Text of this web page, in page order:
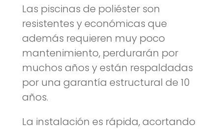
Las piscinas de poliéster son
resistentes y económicas que
además requieren muy poco
mantenimiento, perdurarán por
muchos años y están respaldadas
por una garantía estructural de 10
años.
La instalación es rápida, acortando